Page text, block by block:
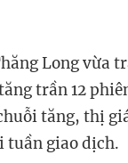
Long
trần 12
tăng, thị
tuần giao dịch.